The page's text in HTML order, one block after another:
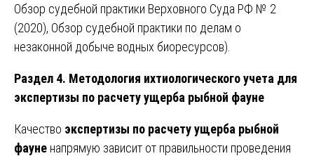
Обзор судебной практики Верховного Суда РФ № 2
(2020), Обзор судебной практики по делам о
незаконной добыче водных биоресурсов).
Раздел 4. Методология ихтиологического учета для
экспертизы по расчету ущерба рыбной фауне
Качество экспертизы по расчету ущерба рыбной
фауне напрямую зависит от правильности проведения